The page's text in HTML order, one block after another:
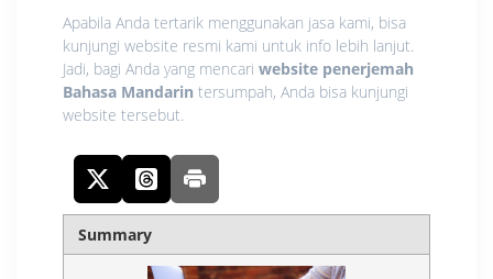
Apabila Anda tertarik menggunakan jasa kami, bisa
kunjungi website resmi kami untuk info lebih lanjut.
Jadi, bagi Anda yang mencari website penerjemah
Bahasa Mandarin tersumpah, Anda bisa kunjungi
website tersebut.
Summary